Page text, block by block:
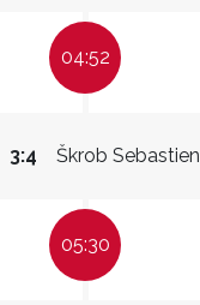
04:52
Škrob Sebastien
3:4
05:30